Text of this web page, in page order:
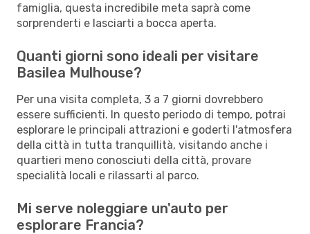
famiglia, questa incredibile meta saprà come
sorprenderti e lasciarti a bocca aperta.
Quanti giorni sono ideali per visitare
Basilea Mulhouse?
Per una visita completa, 3 a 7 giorni dovrebbero
essere sufficienti. In questo periodo di tempo, potrai
esplorare le principali attrazioni e goderti l'atmosfera
della città in tutta tranquillità, visitando anche i
quartieri meno conosciuti della città, provare
specialità locali e rilassarti al parco.
Mi serve noleggiare un'auto per
esplorare Francia?